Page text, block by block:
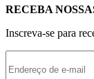
RECEBA
Inscreva-se para